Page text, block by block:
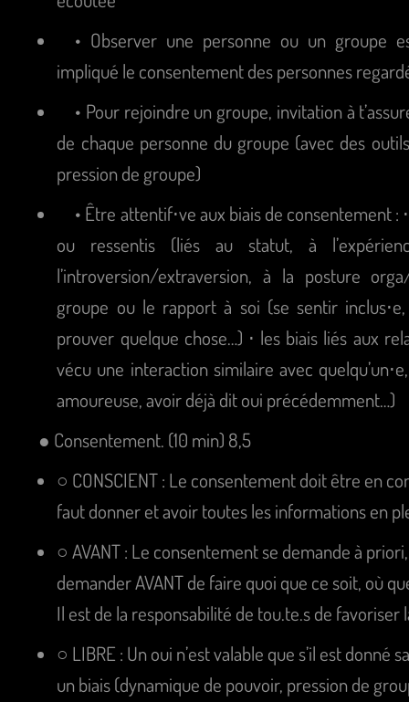
• Observer une personne ou un groupe
impliqué le consentement des personnes
• Pour rejoindre un groupe, invitation à
de chaque personne du groupe (avec des
pression de groupe)
• Être attentif⋅ve aux biais de consentement :
ou ressentis (liés au statut, à
l’introversion/extraversion, à la posture
groupe ou le rapport à soi (se sentir
prouver quelque chose…) ⋅ les biais liés aux
vécu une interaction similaire avec
amoureuse, avoir déjà dit oui précédemment…)
● Consentement. (10 min) 8,5
○ CONSCIENT : Le consentement doit être en
faut donner et avoir toutes les informations en
○ AVANT : Le consentement se demande à
demander AVANT de faire quoi que ce soit, où
Il est de la responsabilité de tou.te.s de
○ LIBRE : Un oui n’est valable que s’il est donné
un biais (dynamique de pouvoir, pression de